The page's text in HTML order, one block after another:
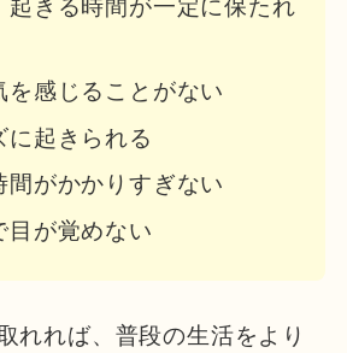
起きる時間が一定に保たれ
を感じることがない
に起きられる
間がかかりすぎない
目が覚めない
れれば、普段の生活をより